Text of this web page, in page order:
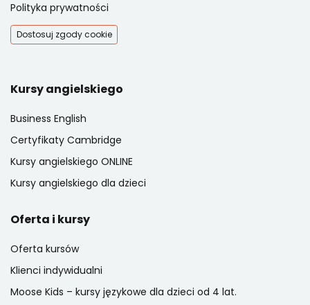
Polityka prywatności
Dostosuj zgody cookie
Kursy angielskiego
Business English
Certyfikaty Cambridge
Kursy angielskiego ONLINE
Kursy angielskiego dla dzieci
Oferta i kursy
Oferta kursów
Klienci indywidualni
Moose Kids – kursy językowe dla dzieci od 4 lat.